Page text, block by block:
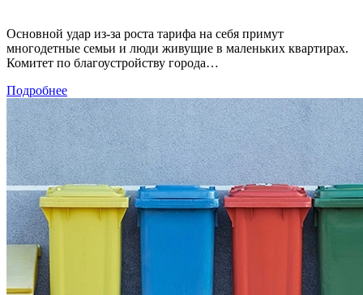
Основной удар из-за роста тарифа на себя примут
многодетные семьи и люди живущие в маленьких квартирах.
Комитет по благоустройству города…
Подробнее